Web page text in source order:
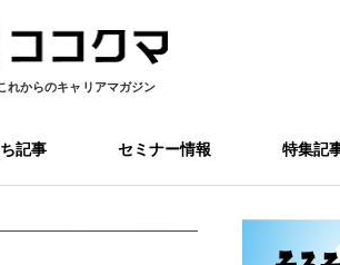
れからのキャリアマガジン
記事 セミナー情報 特集記